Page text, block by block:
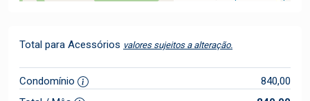
Total para Acessórios valores sujeitos a alteração.
Condomínio
840,00